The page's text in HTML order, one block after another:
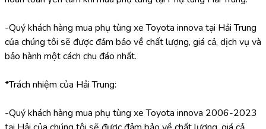
-Quý khách hàng mua phụ tùng xe Toyota innova tại Hải Trung
của chúng tôi sẽ được đảm bảo về chất lượng, giá cả, dịch vụ và
bảo hành một cách chu đáo nhất.
*Trách nhiệm của Hải Trung:
-Quý khách hàng mua phụ tùng xe Toyota innova 2006-2023